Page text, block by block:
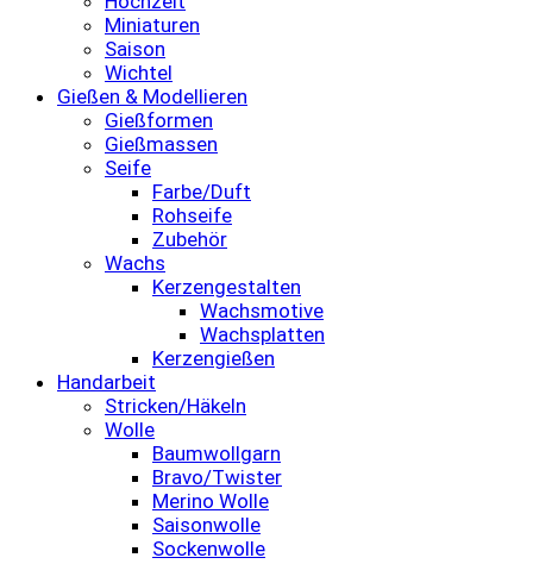
Miniaturen
Saison
Wichtel
Gießen & Modellieren
Gießformen
Gießmassen
Seife
Farbe/Duft
Rohseife
Zubehör
Wachs
Kerzengestalten
Wachsmotive
Wachsplatten
Kerzengießen
Handarbeit
Stricken/Häkeln
Wolle
Baumwollgarn
Bravo/Twister
Merino Wolle
Saisonwolle
Sockenwolle